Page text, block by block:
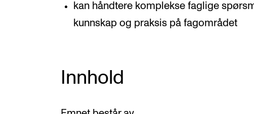
kan håndtere komplekse faglige
kunnskap og praksis på fagområdet
Innhold